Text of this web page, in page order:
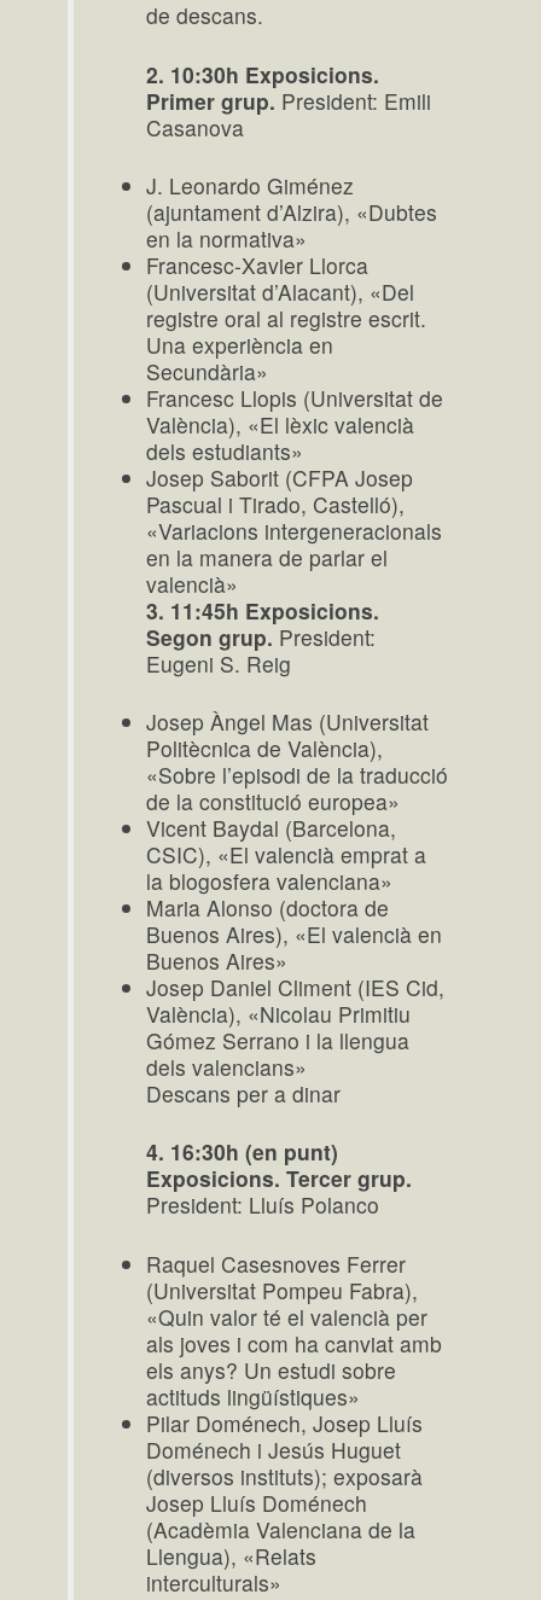
de descans.
2. 10:30h Exposicions.
Primer grup. President: Emili
Casanova
J. Leonardo Giménez
(ajuntament d’Alzira), «Dubtes
en la normativa»
Francesc-Xavier Llorca
(Universitat d’Alacant), «Del
registre oral al registre escrit.
Una experiència en
Secundària»
Francesc Llopis (Universitat de
València), «El lèxic valencià
dels estudiants»
Josep Saborit (CFPA Josep
Pascual i Tirado, Castelló),
«Variacions intergeneracionals
en la manera de parlar el
valencià»
3. 11:45h Exposicions.
Segon grup. President:
Eugeni S. Reig
Josep Àngel Mas (Universitat
Politècnica de València),
«Sobre l’episodi de la traducció
de la constitució europea»
Vicent Baydal (Barcelona,
CSIC), «El valencià emprat a
la blogosfera valenciana»
Maria Alonso (doctora de
Buenos Aires), «El valencià en
Buenos Aires»
Josep Daniel Climent (IES Cid,
València), «Nicolau Primitiu
Gómez Serrano i la llengua
dels valencians»
Descans per a dinar
4. 16:30h (en punt)
Exposicions. Tercer grup.
President: Lluís Polanco
Raquel Casesnoves Ferrer
(Universitat Pompeu Fabra),
«Quin valor té el valencià per
als joves i com ha canviat amb
els anys? Un estudi sobre
actituds lingüístiques»
Pilar Doménech, Josep Lluís
Doménech i Jesús Huguet
(diversos instituts); exposarà
Josep Lluís Doménech
(Acadèmia Valenciana de la
Llengua), «Relats
interculturals»